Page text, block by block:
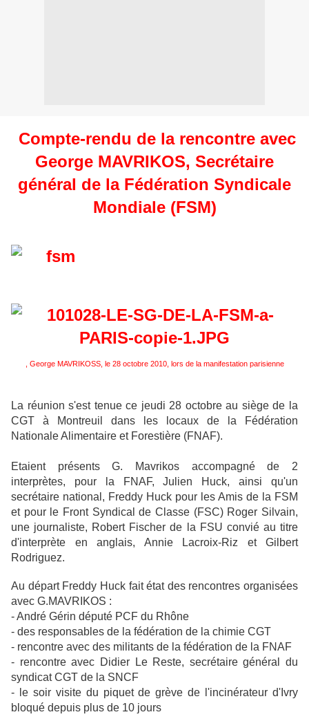
Compte-rendu de la rencontre avec
George MAVRIKOS, Secrétaire
général de la Fédération Syndicale
Mondiale (FSM)
, George MAVRIKOSS, le 28 octobre 2010, lors de la manifestation parisienne
La réunion s'est tenue ce jeudi 28 octobre au siège de la
CGT à Montreuil dans les locaux de la Fédération
Nationale Alimentaire et Forestière (FNAF).
Etaient présents G. Mavrikos accompagné de 2
interprètes, pour la FNAF, Julien Huck, ainsi qu'un
secrétaire national, Freddy Huck pour les Amis de la FSM
et pour le Front Syndical de Classe (FSC) Roger Silvain,
une journaliste, Robert Fischer de la FSU convié au titre
d'interprète en anglais, Annie Lacroix-Riz et Gilbert
Rodriguez.
Au départ Freddy Huck fait état des rencontres organisées
avec G.MAVRIKOS :
- André Gérin député PCF du Rhône
- des responsables de la fédération de la chimie CGT
- rencontre avec des militants de la fédération de la FNAF
- rencontre avec Didier Le Reste, secrétaire général du
syndicat CGT de la SNCF
- le soir visite du piquet de grève de l'incinérateur d'Ivry
bloqué depuis plus de 10 jours